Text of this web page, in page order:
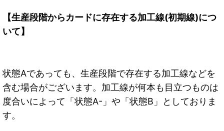
【生産段階からカードに存在する加工線(初期線)につ
いて】
状態Aであっても、生産段階で存在する加工線などを
含む場合がございます。加工線が何本も目立つものは
度合いによって「状態A-」や「状態B」としておりま
す。